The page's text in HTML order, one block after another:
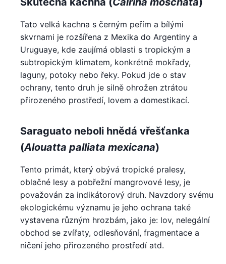
Tato velká kachna s černým peřím a bílými
skvrnami je rozšířena z Mexika do Argentiny a
Uruguaye, kde zaujímá oblasti s tropickým a
subtropickým klimatem, konkrétně mokřady,
laguny, potoky nebo řeky. Pokud jde o stav
ochrany, tento druh je silně ohrožen ztrátou
přirozeného prostředí, lovem a domestikací.
Saraguato neboli hnědá vřešťanka
(Alouatta palliata mexicana)
Tento primát, který obývá tropické pralesy,
oblačné lesy a pobřežní mangrovové lesy, je
považován za indikátorový druh. Navzdory svému
ekologickému významu je jeho ochrana také
vystavena různým hrozbám, jako je: lov, nelegální
obchod se zvířaty, odlesňování, fragmentace a
ničení jeho přirozeného prostředí atd.